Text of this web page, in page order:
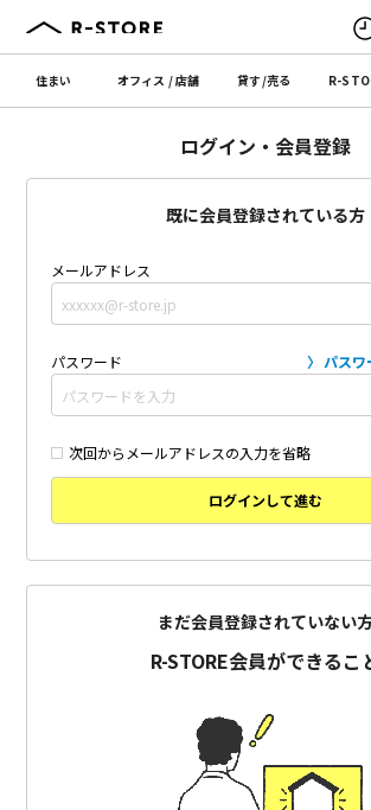
住まい オフィス /店舗 貸す/売る R-
ログイン・会員登録
既に会員登録されている方
メールアドレス
パスワード パスワ
次回からメールアドレスの入力を省略
ログインして進む
まだ会員登録されていない
R-STORE会員ができるこ